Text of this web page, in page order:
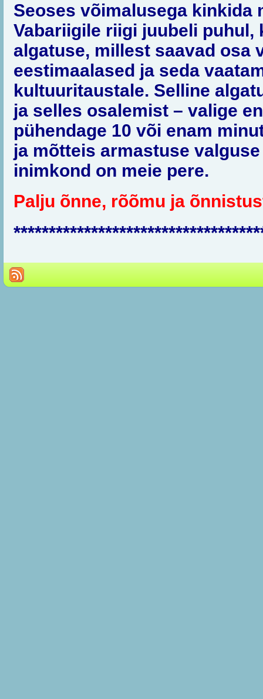
Seoses võimalusega kinkida
Vabariigile riigi juubeli puhul,
algatuse, millest saavad osa
eestimaalased ja seda
kultuuritaustale. Selline
ja selles osalemist – valige
pühendage 10 või enam
ja mõtteis armastuse
inimkond on meie pere.
Palju õnne, rõõmu ja